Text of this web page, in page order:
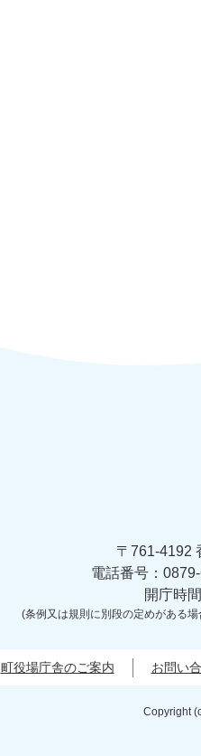
〒761-4192
電話番号：
開庁時
(条例又は規則に別段の定めがある場
町役場庁舎のご案内 お問い
Copyright